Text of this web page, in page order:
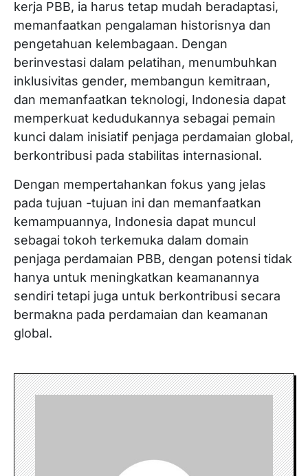
kerja PBB, ia harus tetap mudah beradaptasi,
memanfaatkan pengalaman historisnya dan
pengetahuan kelembagaan. Dengan
berinvestasi dalam pelatihan, menumbuhkan
inklusivitas gender, membangun kemitraan,
dan memanfaatkan teknologi, Indonesia dapat
memperkuat kedudukannya sebagai pemain
kunci dalam inisiatif penjaga perdamaian global,
berkontribusi pada stabilitas internasional.
Dengan mempertahankan fokus yang jelas
pada tujuan -tujuan ini dan memanfaatkan
kemampuannya, Indonesia dapat muncul
sebagai tokoh terkemuka dalam domain
penjaga perdamaian PBB, dengan potensi tidak
hanya untuk meningkatkan keamanannya
sendiri tetapi juga untuk berkontribusi secara
bermakna pada perdamaian dan keamanan
global.